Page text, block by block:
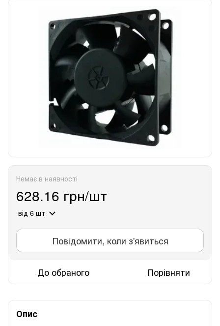
Немає в наявності
628.16 грн/шт
від 6 шт
Повідомити, коли з'явиться
До обраного Порівняти
Опис